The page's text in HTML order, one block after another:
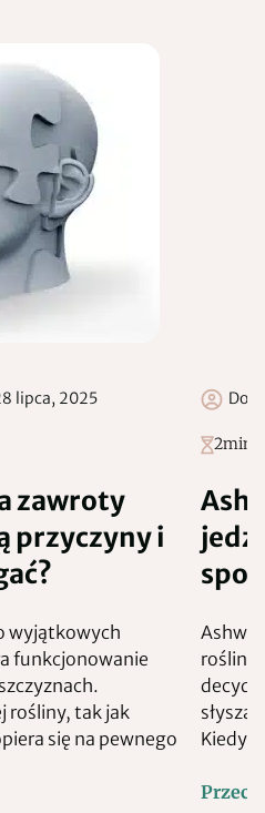
lipca, 2025
zawroty
przyczyny i
wyjątkowych
funkcjonowanie
rośliny, tak jak
się na pewnego
2min
roślin
Kiedy